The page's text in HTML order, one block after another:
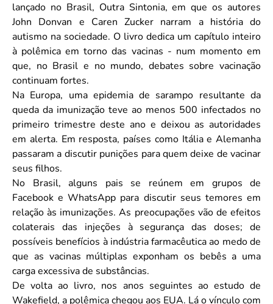
lançado no Brasil, Outra Sintonia, em que os autores
John Donvan e Caren Zucker narram a história do
autismo na sociedade. O livro dedica um capítulo inteiro
à polêmica em torno das vacinas - num momento em
que, no Brasil e no mundo, debates sobre vacinação
continuam fortes.
Na Europa, uma epidemia de sarampo resultante da
queda da imunização teve ao menos 500 infectados no
primeiro trimestre deste ano e deixou as autoridades
em alerta. Em resposta, países como Itália e Alemanha
passaram a discutir punições para quem deixe de vacinar
seus filhos.
No Brasil, alguns pais se reúnem em grupos de
Facebook e WhatsApp para discutir seus temores em
relação às imunizações. As preocupações vão de efeitos
colaterais das injeções à segurança das doses; de
possíveis benefícios à indústria farmacêutica ao medo de
que as vacinas múltiplas exponham os bebês a uma
carga excessiva de substâncias.
De volta ao livro, nos anos seguintes ao estudo de
Wakefield, a polêmica chegou aos EUA. Lá o vínculo com